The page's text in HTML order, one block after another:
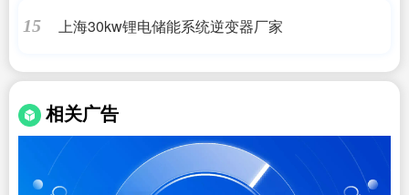
15 上海30kw锂电储能系统逆变器厂家
相关广告